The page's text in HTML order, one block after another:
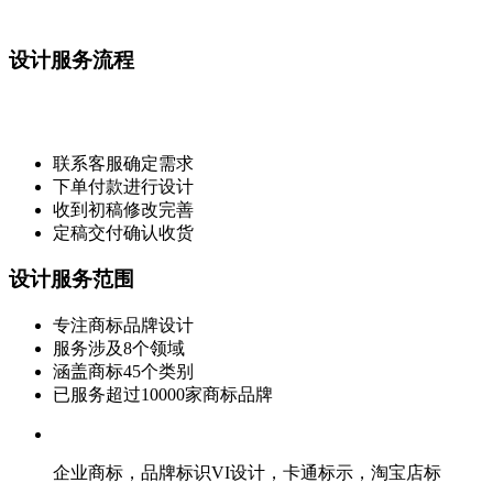
设计服务流程
联系客服确定需求
下单付款进行设计
收到初稿修改完善
定稿交付确认收货
设计服务范围
专注商标品牌设计
服务涉及8个领域
涵盖商标45个类别
已服务超过10000家商标品牌
企业商标，品牌标识VI设计，卡通标示，淘宝店标